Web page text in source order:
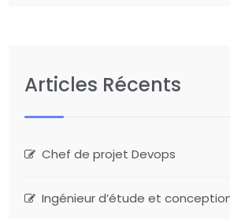
Articles Récents
Chef de projet Devops
Ingénieur d’étude et